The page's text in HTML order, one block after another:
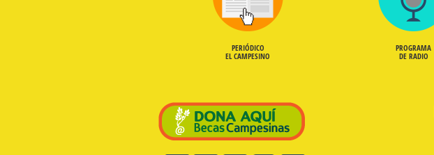
PERIÓDICO
EL CAMPESINO
PROGRAMA
DE RADIO